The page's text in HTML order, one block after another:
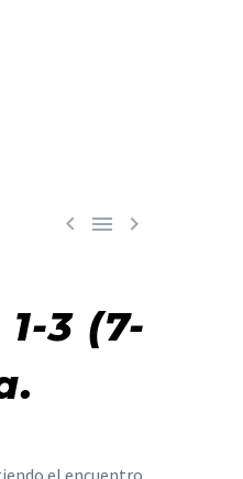
  
3 (7-
el encuentro